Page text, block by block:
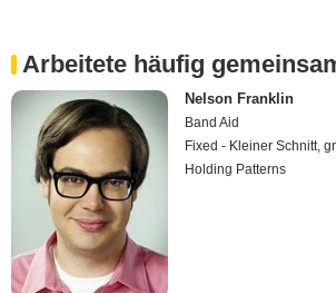
Arbeitete häufig
Nelson Franklin
Band Aid
Fixed - Kleiner Schnitt,
Holding Patterns